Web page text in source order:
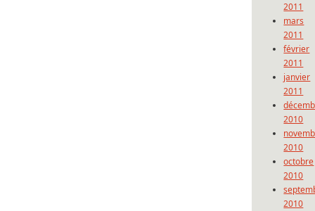
2011
mars
2011
février
2011
janvier
2011
2010
2010
octobre
2010
2010